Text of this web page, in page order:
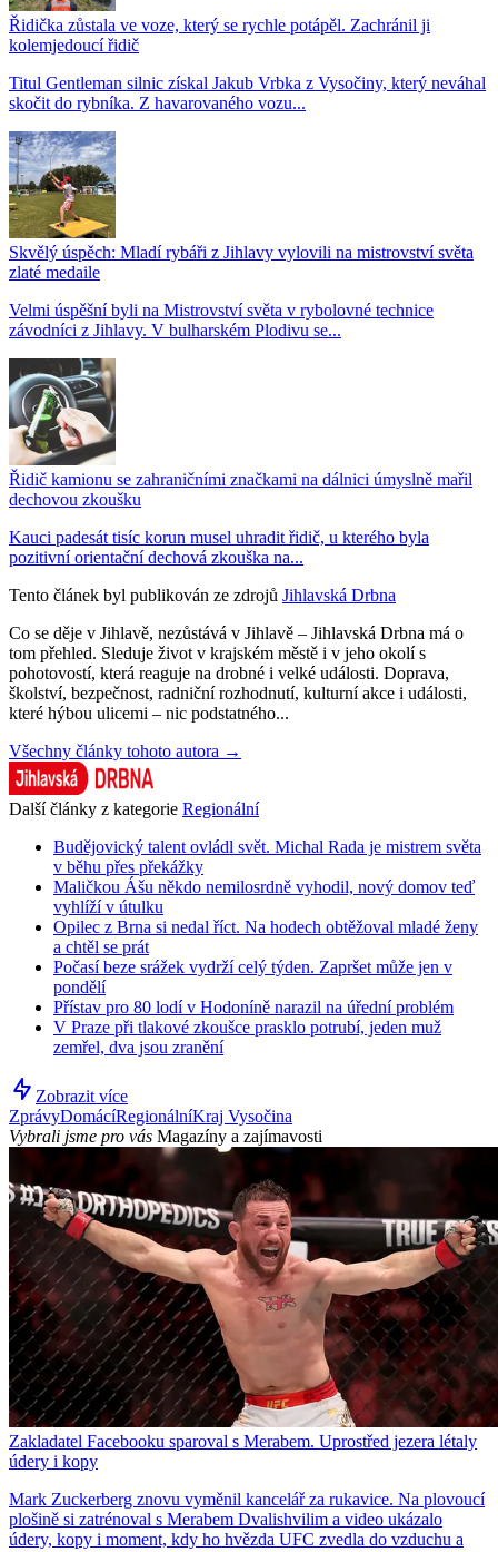
Řidička zůstala ve voze, který se rychle potápěl. Zachránil ji
kolemjedoucí řidič
Titul Gentleman silnic získal Jakub Vrbka z Vysočiny, který neváhal
skočit do rybníka. Z havarovaného vozu...
Skvělý úspěch: Mladí rybáři z Jihlavy vylovili na mistrovství světa
zlaté medaile
Velmi úspěšní byli na Mistrovství světa v rybolovné technice
závodníci z Jihlavy. V bulharském Plodivu se...
Řidič kamionu se zahraničními značkami na dálnici úmyslně mařil
dechovou zkoušku
Kauci padesát tisíc korun musel uhradit řidič, u kterého byla
pozitivní orientační dechová zkouška na...
Tento článek byl publikován ze zdrojů Jihlavská Drbna
Co se děje v Jihlavě, nezůstává v Jihlavě – Jihlavská Drbna má o
tom přehled. Sleduje život v krajském městě i v jeho okolí s
pohotovostí, která reaguje na drobné i velké události. Doprava,
školství, bezpečnost, radniční rozhodnutí, kulturní akce i události,
které hýbou ulicemi – nic podstatného...
Všechny články tohoto autora →
Další články z kategorie Regionální
Budějovický talent ovládl svět. Michal Rada je mistrem světa
v běhu přes překážky
Maličkou Ášu někdo nemilosrdně vyhodil, nový domov teď
vyhlíží v útulku
Opilec z Brna si nedal říct. Na hodech obtěžoval mladé ženy
a chtěl se prát
Počasí beze srážek vydrží celý týden. Zapršet může jen v
pondělí
Přístav pro 80 lodí v Hodoníně narazil na úřední problém
V Praze při tlakové zkoušce prasklo potrubí, jeden muž
zemřel, dva jsou zranění
Zobrazit více
ZprávyDomácíRegionálníKraj Vysočina
Vybrali jsme pro vás Magazíny a zajímavosti
Zakladatel Facebooku sparoval s Merabem. Uprostřed jezera létaly
údery i kopy
Mark Zuckerberg znovu vyměnil kancelář za rukavice. Na plovoucí
plošině si zatrénoval s Merabem Dvalishvilim a video ukázalo
údery, kopy i moment, kdy ho hvězda UFC zvedla do vzduchu a